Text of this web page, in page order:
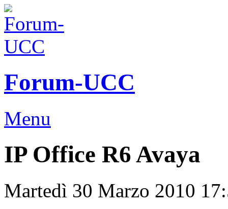
Forum-UCC
Menu
IP Office R6 Avaya
Martedì 30 Marzo 2010